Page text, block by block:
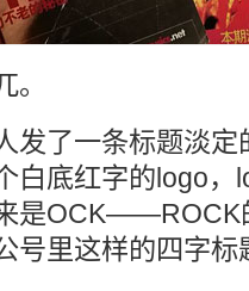
发了一条标题淡
白底红字的logo，
是OCK——ROCK
号里这样的四字